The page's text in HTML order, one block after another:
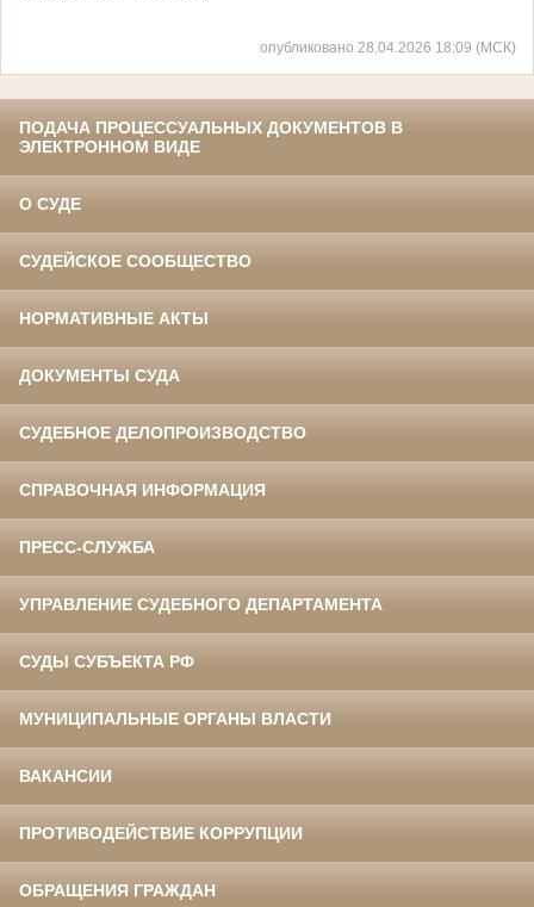
опубликовано 28.04.2026 18:09 (МСК)
ПОДАЧА ПРОЦЕССУАЛЬНЫХ ДОКУМЕНТОВ В
ЭЛЕКТРОННОМ ВИДЕ
О СУДЕ
СУДЕЙСКОЕ СООБЩЕСТВО
НОРМАТИВНЫЕ АКТЫ
ДОКУМЕНТЫ СУДА
СУДЕБНОЕ ДЕЛОПРОИЗВОДСТВО
СПРАВОЧНАЯ ИНФОРМАЦИЯ
ПРЕСС-СЛУЖБА
УПРАВЛЕНИЕ СУДЕБНОГО ДЕПАРТАМЕНТА
СУДЫ СУБЪЕКТА РФ
МУНИЦИПАЛЬНЫЕ ОРГАНЫ ВЛАСТИ
ВАКАНСИИ
ПРОТИВОДЕЙСТВИЕ КОРРУПЦИИ
ОБРАЩЕНИЯ ГРАЖДАН